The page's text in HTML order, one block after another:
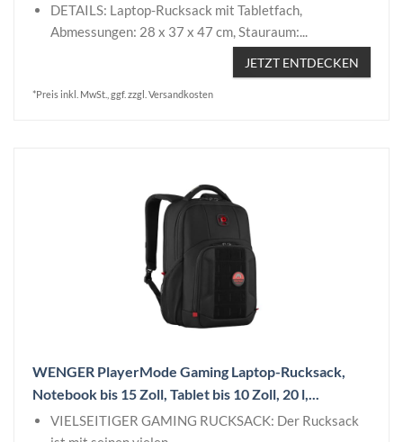
DETAILS: Laptop-Rucksack mit Tabletfach,
Abmessungen: 28 x 37 x 47 cm, Stauraum:...
JETZT ENTDECKEN
*Preis inkl. MwSt., ggf. zzgl. Versandkosten
WENGER PlayerMode Gaming Laptop-Rucksack,
Notebook bis 15 Zoll, Tablet bis 10 Zoll, 20 l,...
VIELSEITIGER GAMING RUCKSACK: Der Rucksack